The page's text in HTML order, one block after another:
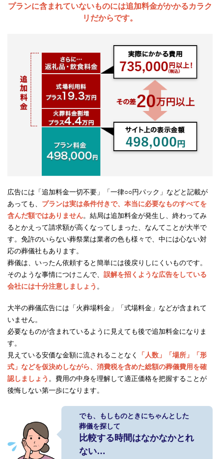
プランに含まれていないものには追加料金がかかるカラク
リだからです。
広告には「追加料金一切不要」「一律○○円パック」などと記載が
あっても、 プランは実は条件付きで、本当に必要なものすべてを
含んだ額ではありません。結局は追加料金が発生し、終わってみ
るとかえって請求額が高くなってしまった、なんてことが大半で
す。免許のいらない葬祭業は業者の色も様々で、中には心ない対
応の葬儀社もあります。
葬儀は、いったん依頼すると簡単には後戻りしにくいものです。
そのような事情につけこんで、 誤解を招くような広告をしている
会社には十分注意しましょう 。
大半の葬儀広告には「火葬場料金」「式場料金」などが含まれて
いません。
必要なものが含まれているように見えても後で追加料金になりま
す。
見えている安価な金額に流されることなく
「人数」「場所」「形
式」などを仮決めしながら、消費税を含めた総額の葬儀費用を確
認しましょう 。費用の中身を理解して適正価格を把握することが
後悔しない第一歩になります。
でも、もしものときにちゃんとした
葬儀を探して
比較する時間はなかなかとれ
ない…